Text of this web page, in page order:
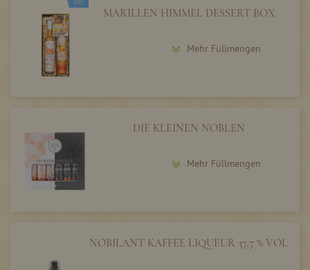
NEU
MARILLEN HIMMEL DESSERT BOX
Mehr Füllmengen
DIE KLEINEN NOBLEN
Mehr Füllmengen
NOBILANT KAFFEE LIQUEUR 37,7 % VOL